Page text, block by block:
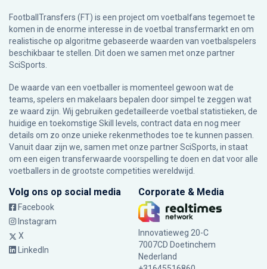
FootballTransfers (FT) is een project om voetbalfans tegemoet te
komen in de enorme interesse in de voetbal transfermarkt en om
realistische op algoritme gebaseerde waarden van voetbalspelers
beschikbaar te stellen. Dit doen we samen met onze partner
SciSports
De waarde van een voetballer is momenteel gewoon wat de
teams, spelers en makelaars bepalen door simpel te zeggen wat
ze waard zijn. Wij gebruiken gedetailleerde voetbal statistieken, de
huidige en toekomstige Skill levels, contract data en nog meer
details om zo onze unieke rekenmethodes toe te kunnen passen.
Vanuit daar zijn we, samen met onze partner SciSports, in staat
om een eigen transferwaarde voorspelling te doen en dat voor alle
voetballers in de grootste competities wereldwijd.
Volg ons op social media
Facebook
Instagram
X
LinkedIn
Corporate & Media
Innovatieweg 20-C
7007CD Doetinchem
Nederland